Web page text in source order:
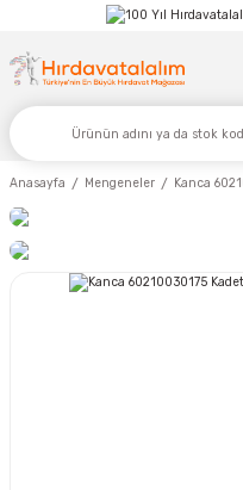
Anasayfa Mengeneler Kanca